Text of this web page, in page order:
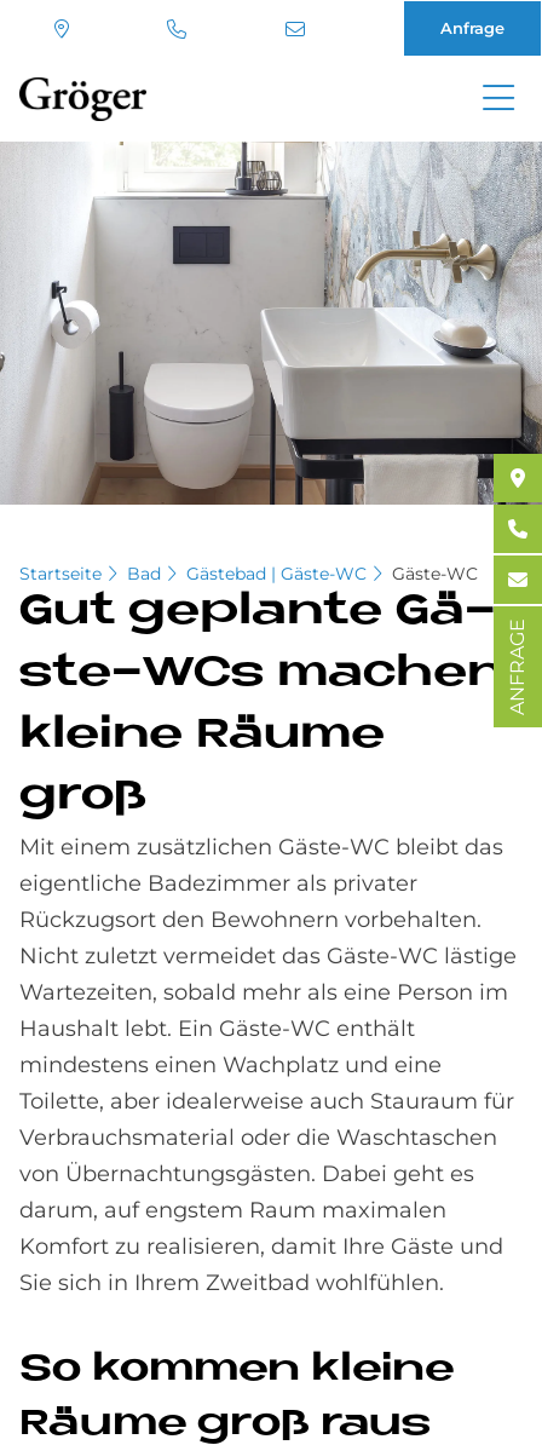
Anfrage
Startseite Bad Gästebad | Gäste-WC Gäste-WC
Gut ge­plan­te Gä­
ste-WCs ma­chen
klei­ne Räu­me
groß
Mit einem zusätzlichen Gäste-WC bleibt das
eigentliche Badezimmer als privater
Rückzugsort den Bewohnern vorbehalten.
Nicht zuletzt vermeidet das Gäste-WC lästige
Wartezeiten, sobald mehr als eine Person im
Haushalt lebt. Ein Gäste-WC enthält
mindestens einen Wachplatz und eine
Toilette, aber idealerweise auch Stauraum für
Verbrauchsmaterial oder die Waschtaschen
von Übernachtungsgästen. Dabei geht es
darum, auf engstem Raum maximalen
Komfort zu realisieren, damit Ihre Gäste und
Sie sich in Ihrem Zweitbad wohlfühlen.
So kom­men klei­ne
Räu­me groß raus
ANFRAGE